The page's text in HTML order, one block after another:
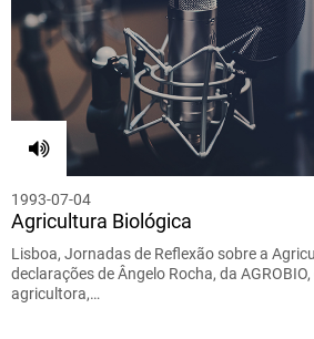
1993-07-04
Agricultura Biológica
Lisboa, Jornadas de Reflexão sobre a
declarações de Ângelo Rocha, da
agricultora,…